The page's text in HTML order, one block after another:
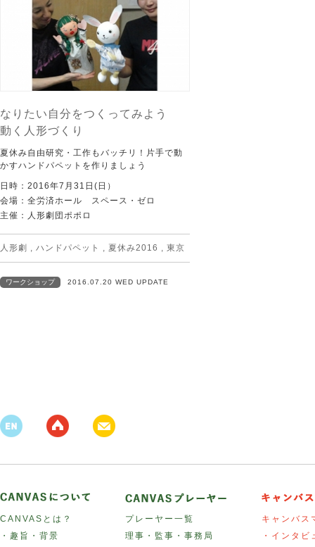
なりたい自分をつくってみよう
動く人形づくり
夏休み自由研究・工作もバッチリ！片手で動
かすハンドパペットを作りましょう
日時：2016年7月31日(日）
会場：全労済ホール スペース・ゼロ
主催：人形劇団ポポロ
人形劇 , ハンドパペット , 夏休み2016 , 東京
ワークショップ 2016.07.20 WED UPDATE
CANVASとは？
・趣旨・背景
プレーヤー一覧
理事・監事・事務局
キャンバス
・インタビ